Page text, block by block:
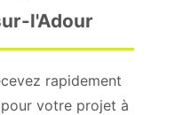
l'Adour
rapidement
votre projet à